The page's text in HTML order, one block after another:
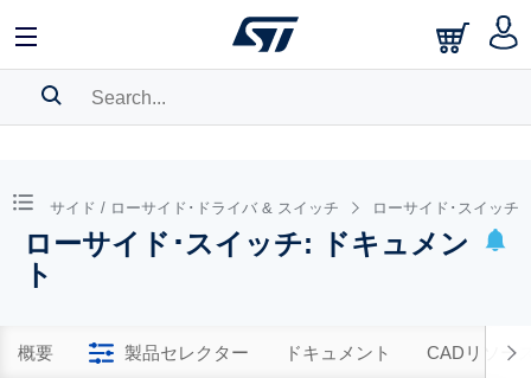
BOOKMARK
Pleaselog in to show your saved searches.
ハイサイド / ローサイド･ドライバ & スイッチ ローサイド･スイッチ
ローサイド･スイッチ: ドキュメン
ト
概要 製品セレクター ドキュメント CADリソー